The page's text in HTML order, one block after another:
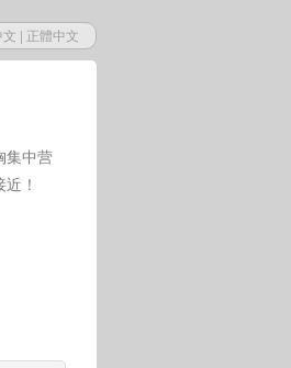
| 正體中文
集中营
！